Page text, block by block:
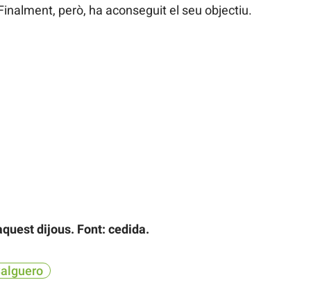
però, ha aconseguit el seu objectiu.
dijous. Font: cedida.